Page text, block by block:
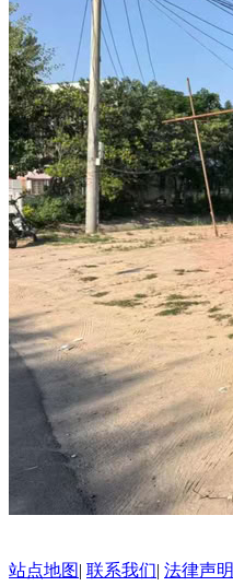
站点地图| 联系我们| 法律声明